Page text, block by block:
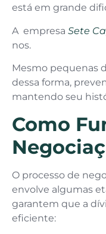
está em grande
A empresa Sete
nos.
Mesmo pequenas
dessa forma,
mantendo seu
Como
O processo de
envolve algumas
garantem que a
eficiente: